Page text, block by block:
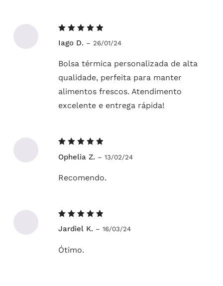
5de 5
Iago D. – 26/01/24
Bolsa térmica personalizada de alta
qualidade, perfeita para manter
alimentos frescos. Atendimento
excelente e entrega rápida!
5de 5
Ophelia Z. – 13/02/24
Recomendo.
5de 5
Jardiel K. – 16/03/24
Ótimo.